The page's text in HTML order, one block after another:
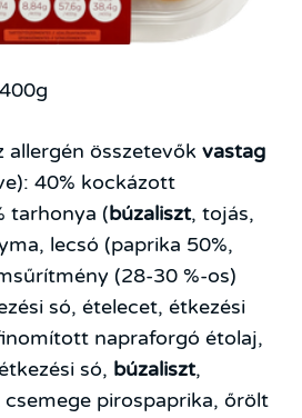
400g
allergén összetevők vastag
40% kockázott
tarhonya (búzaliszt, tojás,
lecsó (paprika 50%,
(28-30 %-os)
só, ételecet, étkezési
napraforgó étolaj,
só, búzaliszt,
pirospaprika, őrölt